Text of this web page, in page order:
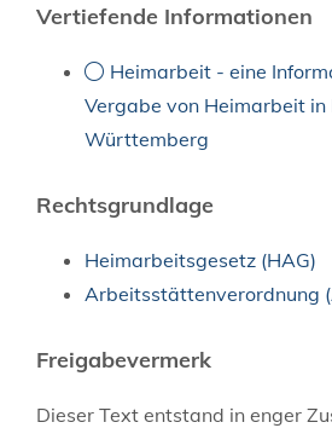
Vertiefende Informationen
Heimarbeit - eine
Vergabe von Heimarbeit in
Württemberg
Rechtsgrundlage
Heimarbeitsgesetz (HAG)
Arbeitsstättenverordnung
Freigabevermerk
Dieser Text entstand in enger